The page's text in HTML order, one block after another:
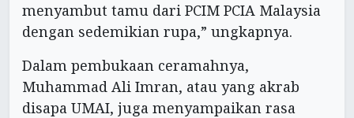
menyambut tamu dari PCIM PCIA Malaysia
dengan sedemikian rupa,” ungkapnya.
Dalam pembukaan ceramahnya,
Muhammad Ali Imran, atau yang akrab
disapa UMAI, juga menyampaikan rasa